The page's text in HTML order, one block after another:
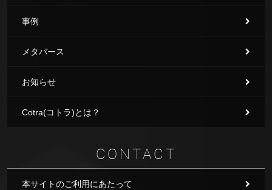
事例
メタバース
お知らせ
Cotra(コトラ)とは？
CONTACT
本サイトのご利用にあたって